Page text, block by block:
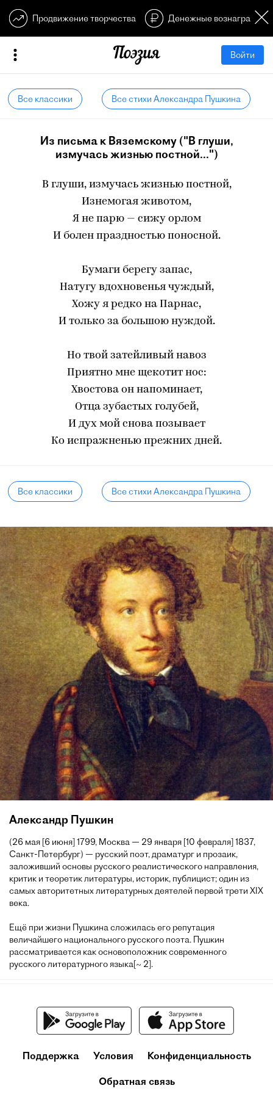
Продвижение творчества Денежные
Войти
Все классики Все стихи Александра Пушкина
Из письма к Вяземскому ("В глуши,
измучась жизнью постной...")
В глуши, измучась жизнью постной,
Изнемогая животом,
Я не парю — сижу орлом
И болен праздностью поносной.
Бумаги берегу запас,
Натугу вдохновенья чуждый,
Хожу я редко на Парнас,
И только за большою нуждой.
Но твой затейливый навоз
Приятно мне щекотит нос:
Хвостова он напоминает,
Отца зубастых голубей,
И дух мой снова позывает
Ко испражненью прежних дней.
Все классики Все стихи Александра Пушкина
Александр Пушкин
(26 мая [6 июня] 1799, Москва — 29 января [10 февраля] 1837,
Санкт-Петербург) — русский поэт, драматург и прозаик,
заложивший основы русского реалистического направления,
критик и теоретик литературы, историк, публицист; один из
самых авторитетных литературных деятелей первой трети XIX
века.
Ещё при жизни Пушкина сложилась его репутация
величайшего национального русского поэта. Пушкин
рассматривается как основоположник современного
русского литературного языка[~ 2].
Поддержка Условия Конфиденциальность
Обратная связь